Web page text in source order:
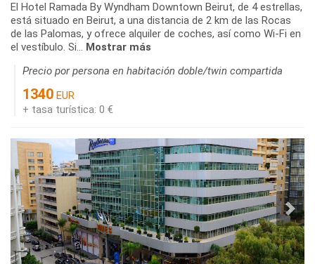
El Hotel Ramada By Wyndham Downtown Beirut, de 4 estrellas,
está situado en Beirut, a una distancia de 2 km de las Rocas
de las Palomas, y ofrece alquiler de coches, así como Wi-Fi en
el vestíbulo. Si... Mostrar más
Precio por persona en habitación doble/twin compartida
1340 EUR
+ tasa turística: 0 €